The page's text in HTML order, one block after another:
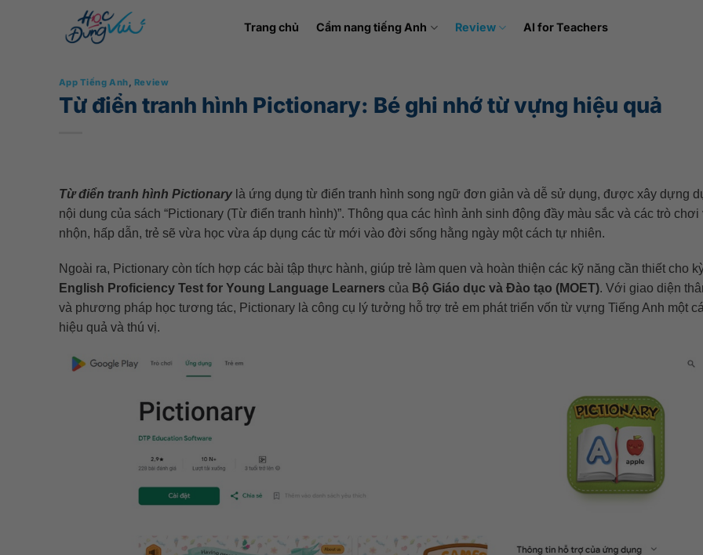
Trang chủ Cẩm nang tiếng Anh Review AI for Teachers
App Tiếng Anh, Review
Từ điển tranh hình Pictionary: Bé ghi nhớ từ vựng hiệu quả
Từ điển tranh hình Pictionarylà ứng dụng từ điển tranh hình song ngữ đơn giản và dễ sử dụng, được xây dựng
nội dung của sách “Pictionary (Từ điển tranh hình)”. Thông qua các hình ảnh sinh động đầy màu sắc và các trò chơi
nhộn, hấp dẫn, trẻ sẽ vừa học vừa áp dụng các từ mới vào đời sống hằng ngày một cách tự nhiên.
Ngoài ra, Pictionary còn tích hợp các bài tập thực hành, giúp trẻ làm quen và hoàn thiện các kỹ năng cần thiết cho
English Proficiency Test for Young Language Learners của Bộ Giáo dục và Đào tạo (MOET). Với giao diện
và phương pháp học tương tác, Pictionary là công cụ lý tưởng hỗ trợ trẻ em phát triển vốn từ vựng Tiếng Anh một
hiệu quả và thú vị.